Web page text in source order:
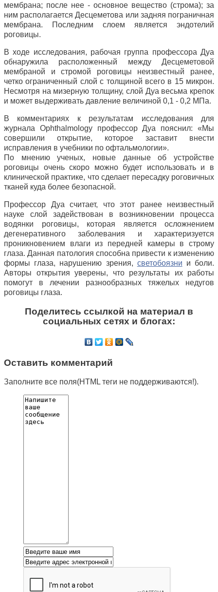
мембрана; после нее - основное вещество (строма); за
ним располагается Десцеметова или задняя пограничная
мембрана. Последним слоем является эндотелий
роговицы.
В ходе исследования, рабочая группа профессора Дуа
обнаружила расположенный между Десцеметовой
мембраной и стромой роговицы неизвестный ранее,
четко ограниченный слой с толщиной всего в 15 микрон.
Несмотря на мизерную толщину, слой Дуа весьма крепок
и может выдерживать давление величиной 0,1 - 0,2 МПа.
В комментариях к результатам исследования для
журнала Ophthalmology профессор Дуа пояснил: «Мы
совершили открытие, которое заставит внести
исправления в учебники по офтальмологии».
По мнению ученых, новые данные об устройстве
роговицы очень скоро можно будет использовать и в
клинической практике, что сделает пересадку роговичных
тканей куда более безопасной.
Профессор Дуа считает, что этот ранее неизвестный
науке слой задействован в возникновении процесса
водянки роговицы, которая является осложнением
дегенеративного заболевания и характеризуется
проникновением влаги из передней камеры в строму
глаза. Данная патология способна привести к изменению
формы глаза, нарушению зрения, светобоязни и боли.
Авторы открытия уверены, что результаты их работы
помогут в лечении разнообразных тяжелых недугов
роговицы глаза.
Поделитесь ссылкой на материал в
социальных сетях и блогах:
Оставить комментарий
Заполните все поля(HTML теги не поддерживаются!).